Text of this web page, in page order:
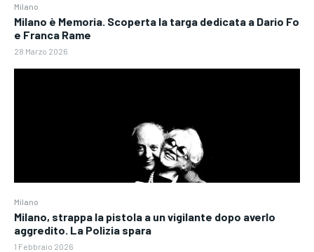
Milano
Milano è Memoria. Scoperta la targa dedicata a Dario Fo
e Franca Rame
28 Marzo 2026
Milano
Milano, strappa la pistola a un vigilante dopo averlo
aggredito. La Polizia spara
1 Febbraio 2026